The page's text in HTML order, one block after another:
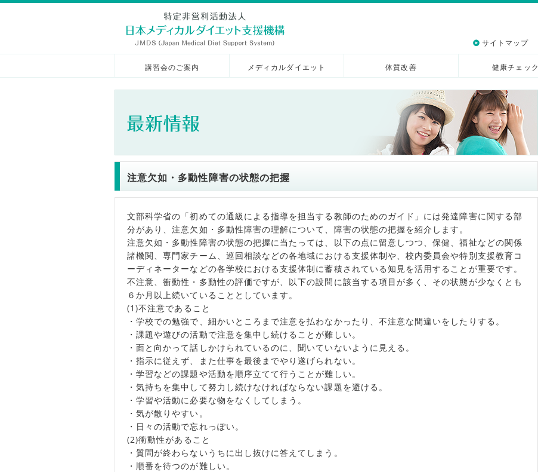
サイトマップ
講習会のご案内 メディカルダイエット 体質改善 健康チェック
注意欠如・多動性障害の状態の把握
文部科学省の「初めての通級による指導を担当する教師のためのガイド」には発達障害に関する部
分があり、注意欠如・多動性障害の理解について、障害の状態の把握を紹介します。
注意欠如・多動性障害の状態の把握に当たっては、以下の点に留意しつつ、保健、福祉などの関係
諸機関、専門家チーム、巡回相談などの各地域における支援体制や、校内委員会や特別支援教育コ
ーディネーターなどの各学校における支援体制に蓄積されている知見を活用することが重要です。
不注意、衝動性・多動性の評価ですが、以下の設問に該当する項目が多く、その状態が少なくとも
６か月以上続いていることとしています。
(1)不注意であること
・学校での勉強で、細かいところまで注意を払わなかったり、不注意な間違いをしたりする。
・課題や遊びの活動で注意を集中し続けることが難しい。
・面と向かって話しかけられているのに、聞いていないように見える。
・指示に従えず、また仕事を最後までやり遂げられない。
・学習などの課題や活動を順序立てて行うことが難しい。
・気持ちを集中して努力し続けなければならない課題を避ける。
・学習や活動に必要な物をなくしてしまう。
・気が散りやすい。
・日々の活動で忘れっぽい。
(2)衝動性があること
・質問が終わらないうちに出し抜けに答えてしまう。
・順番を待つのが難しい。